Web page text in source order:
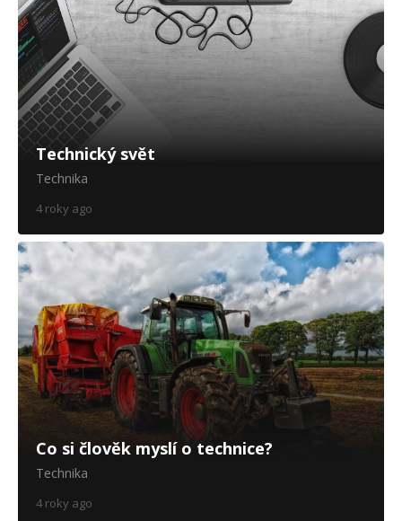
Technický svět
Technika
4 roky ago
Co si člověk myslí o technice?
Technika
4 roky ago